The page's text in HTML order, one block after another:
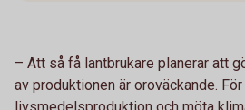
– Att så få lantbrukare planerar att
av produktionen är oroväckande.